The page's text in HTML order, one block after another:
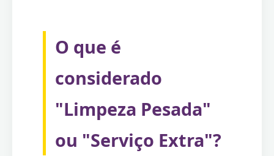
O que é
considerado
"Limpeza Pesada"
ou "Serviço Extra"?